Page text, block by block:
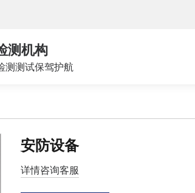
测机构
测测试保驾护航
安防设备
详情咨询客服